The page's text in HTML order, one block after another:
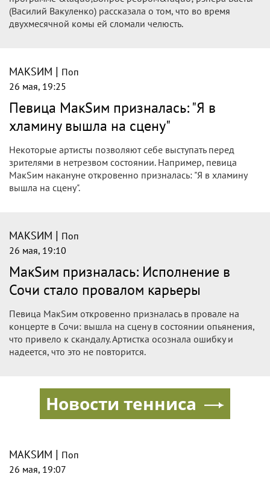
(Василий Вакуленко) рассказала о том, что во время
двухмесячной комы ей сломали челюсть.
МАКSИМ | Поп
26 мая, 19:25
Певица МакSим призналась: "Я в
хламину вышла на сцену"
Некоторые артисты позволяют себе выступать перед
зрителями в нетрезвом состоянии. Например, певица
МакSим накануне откровенно призналась: "Я в хламину
вышла на сцену".
МАКSИМ | Поп
26 мая, 19:10
МакSим призналась: Исполнение в
Сочи стало провалом карьеры
Певица МакSим откровенно призналась в провале на
концерте в Сочи: вышла на сцену в состоянии опьянения,
что привело к скандалу. Артистка осознала ошибку и
надеется, что это не повторится.
МАКSИМ | Поп
26 мая, 19:07
Новости тенниса